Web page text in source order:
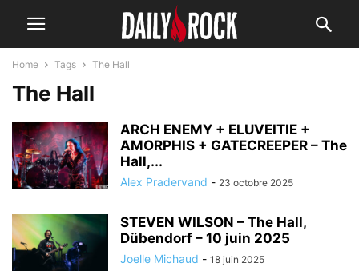
Home Tags The Hall
The Hall
ARCH ENEMY + ELUVEITIE +
AMORPHIS + GATECREEPER – The
Hall,...
Alex Pradervand - 23 octobre 2025
STEVEN WILSON – The Hall,
Dübendorf – 10 juin 2025
Joelle Michaud - 18 juin 2025